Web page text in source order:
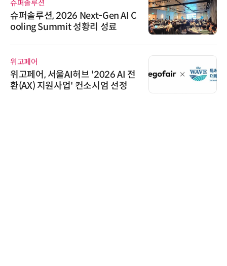
슈퍼솔루션
슈퍼솔루션, 2026 Next-Gen AI C
ooling Summit 성황리 성료
위고페어
위고페어, 서울AI허브 '2026 AI 전
환(AX) 지원사업' 컨소시엄 선정